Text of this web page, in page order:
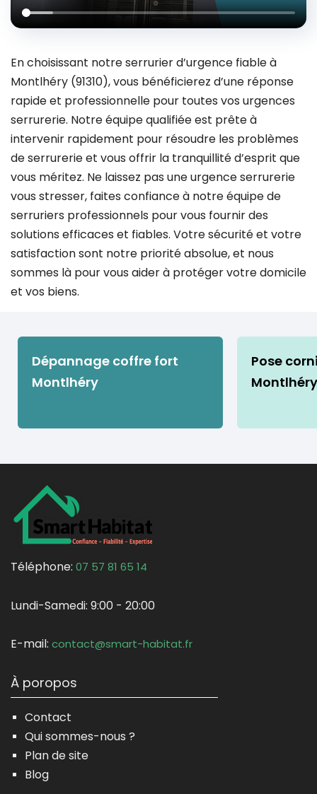
En choisissant notre serrurier d’urgence fiable à
Montlhéry (91310), vous bénéficierez d’une réponse
rapide et professionnelle pour toutes vos urgences
serrurerie. Notre équipe qualifiée est prête à
intervenir rapidement pour résoudre les problèmes
de serrurerie et vous offrir la tranquillité d’esprit que
vous méritez. Ne laissez pas une urgence serrurerie
vous stresser, faites confiance à notre équipe de
serruriers professionnels pour vous fournir des
solutions efficaces et fiables. Votre sécurité et votre
satisfaction sont notre priorité absolue, et nous
sommes là pour vous aider à protéger votre domicile
et vos biens.
Dépannage coffre fort
Montlhéry
Pose
Montlhéry
Téléphone: 07 57 81 65 14
Lundi-Samedi: 9:00 - 20:00
E-mail: contact@smart-habitat.fr
À poropos
Contact
Qui sommes-nous ?
Plan de site
Blog